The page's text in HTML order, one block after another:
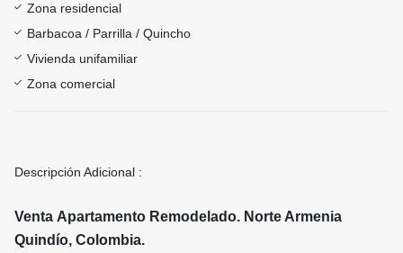
Zona residencial
Barbacoa / Parrilla / Quincho
Vivienda unifamiliar
Zona comercial
Descripción Adicional :
Venta Apartamento Remodelado. Norte Armenia
Quindío, Colombia.